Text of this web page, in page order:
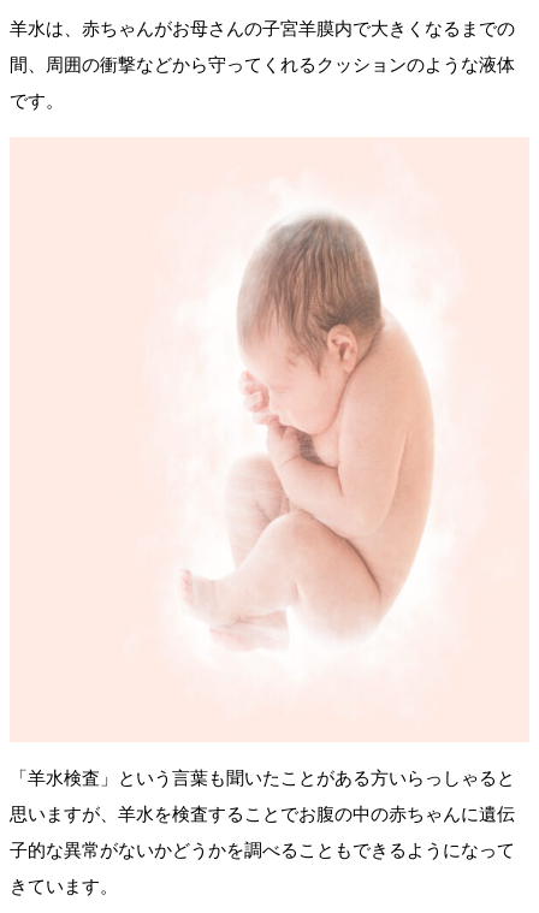
羊水は、赤ちゃんがお母さんの子宮羊膜内で大きくなるまでの
間、周囲の衝撃などから守ってくれるクッションのような液体
です。
「羊水検査」という言葉も聞いたことがある方いらっしゃると
思いますが、羊水を検査することでお腹の中の赤ちゃんに遺伝
子的な異常がないかどうかを調べることもできるようになって
きています。